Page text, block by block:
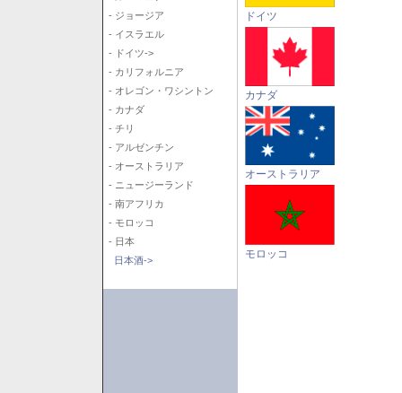
- ジョージア
- イスラエル
- ドイツ->
- カリフォルニア
- オレゴン・ワシントン
- カナダ
- チリ
- アルゼンチン
- オーストラリア
- ニュージーランド
- 南アフリカ
- モロッコ
- 日本
日本酒->
ドイツ
カナダ
オーストラリア
モロッコ